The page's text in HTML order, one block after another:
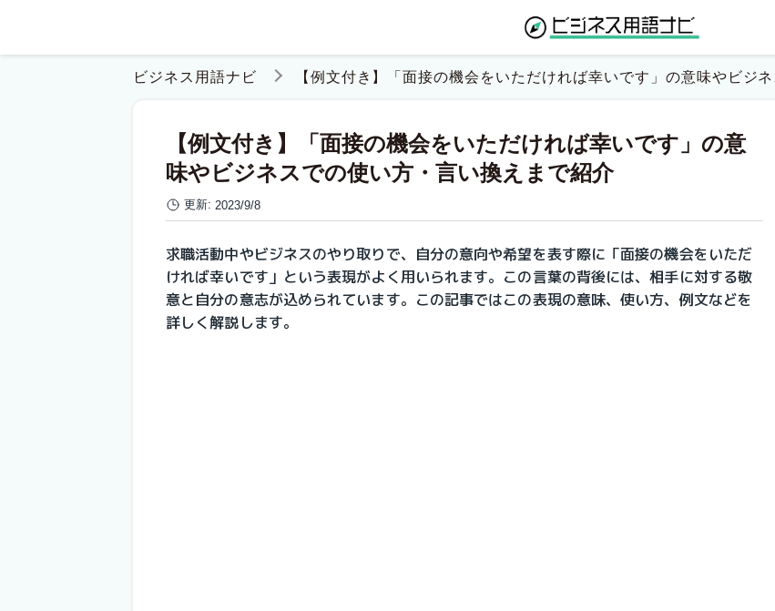
ビジネス用語ナビ 【例文付き】「面接の機会をいただければ幸いです」の意味やビジ
【例文付き】「面接の機会をいただければ幸いです」の意
味やビジネスでの使い方・言い換えまで紹介
更新: 2023/9/8
求職活動中やビジネスのやり取りで、自分の意向や希望を表す際に「面接の機会をいただ
ければ幸いです」という表現がよく用いられます。この言葉の背後には、相手に対する敬
意と自分の意志が込められています。この記事ではこの表現の意味、使い方、例文などを
詳しく解説します。